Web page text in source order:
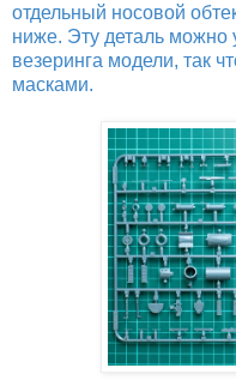
отдельный носовой
ниже. Эту деталь можно
везеринга модели, так
масками.